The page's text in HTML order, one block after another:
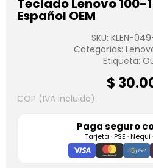
Teclado Lenovo 100-
Español OEM
SKU: KLEN-
Categorías:
Etiqueta:
$
COP (IVA incluido)
Paga seguro
Tarjeta · PSE ·